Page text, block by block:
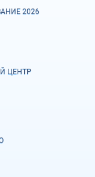
2026
ЦЕНТР